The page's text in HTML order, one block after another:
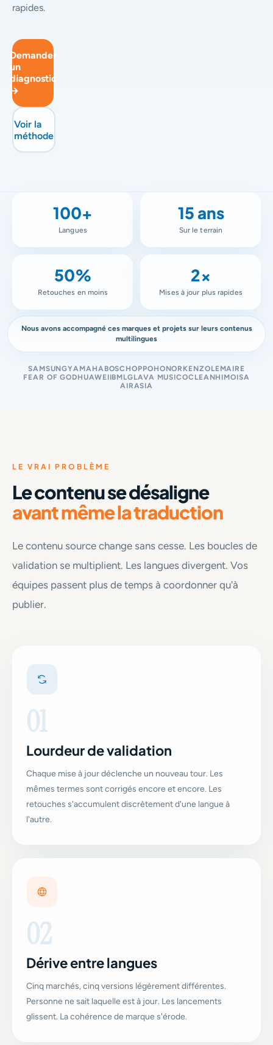
rapides.
Demander
un
diagnostic
→
Voir la
méthode
100+
Langues
15 ans
Sur le terrain
50%
Retouches en moins
2×
Mises à jour plus rapides
Nous avons accompagné ces marques et projets sur leurs contenus
multilingues
SAMSUNGYAMAHABOSCHOPPOHONOR KENZOLEMAIRE
FEAR OF GODHUAWEIIBMLGLAVA MUSICOCLEANHIMOISA
AIRASIA
LE VRAI PROBLÈME
Le contenu se désaligne
avant même la traduction
Le contenu source change sans cesse. Les boucles de
validation se multiplient. Les langues divergent. Vos
équipes passent plus de temps à coordonner qu'à
publier.
01
Lourdeur de validation
Chaque mise à jour déclenche un nouveau tour. Les
mêmes termes sont corrigés encore et encore. Les
retouches s'accumulent discrètement d'une langue à
l'autre.
02
Dérive entre langues
Cinq marchés, cinq versions légèrement différentes.
Personne ne sait laquelle est à jour. Les lancements
glissent. La cohérence de marque s'érode.